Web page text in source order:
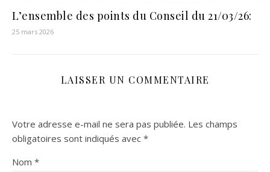
L’ensemble des points du Conseil du 21/03/26:
25 mars 2026
LAISSER UN COMMENTAIRE
Votre adresse e-mail ne sera pas publiée. Les champs
obligatoires sont indiqués avec *
Nom *